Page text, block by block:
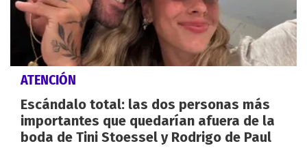
ATENCIÓN
Escándalo total: las dos personas más
importantes que quedarían afuera de la
boda de Tini Stoessel y Rodrigo de Paul